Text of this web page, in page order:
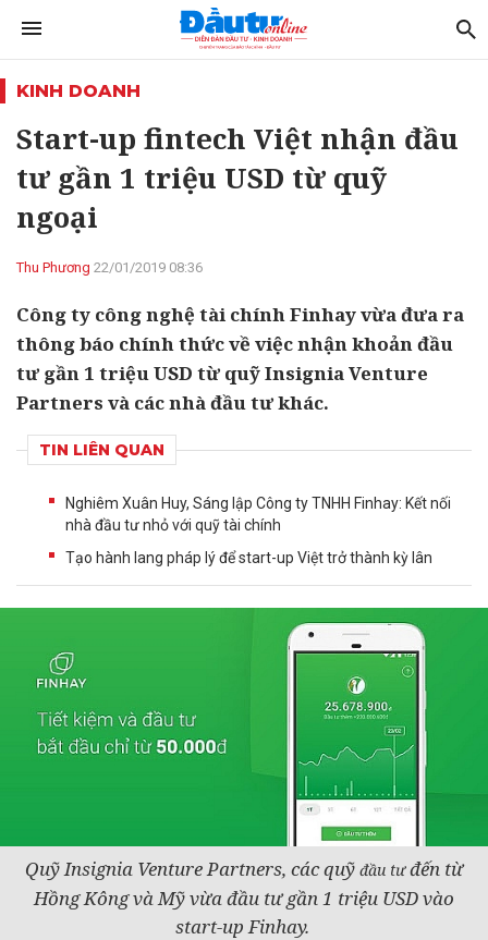
KINH DOANH
Start-up fintech Việt nhận đầu
tư gần 1 triệu USD từ quỹ
ngoại
Thu Phương 22/01/2019 08:36
Công ty công nghệ tài chính Finhay vừa đưa ra
thông báo chính thức về việc nhận khoản đầu
tư gần 1 triệu USD từ quỹ Insignia Venture
Partners và các nhà đầu tư khác.
TIN LIÊN QUAN
Nghiêm Xuân Huy, Sáng lập Công ty TNHH Finhay: Kết nối
nhà đầu tư nhỏ với quỹ tài chính
Tạo hành lang pháp lý để start-up Việt trở thành kỳ lân
Quỹ Insignia Venture Partners, các quỹ đầu tưđến từ
Hồng Kông và Mỹ vừa đầu tư gần 1 triệu USD vào
start-up Finhay.